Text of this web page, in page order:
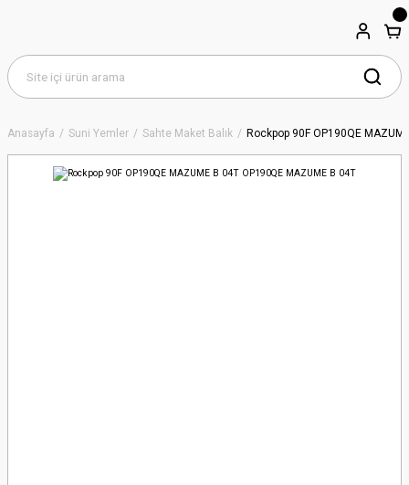
Anasayfa Suni Yemler Sahte Maket Balık Rockpop 90F OP190QE